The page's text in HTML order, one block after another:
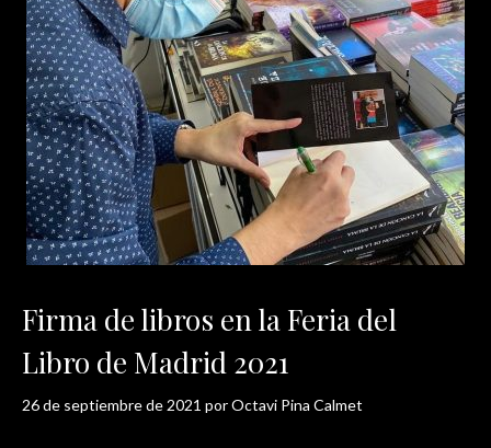
Firma de libros en la Feria del
Libro de Madrid 2021
26 de septiembre de 2021 porOctavi Pina Calmet